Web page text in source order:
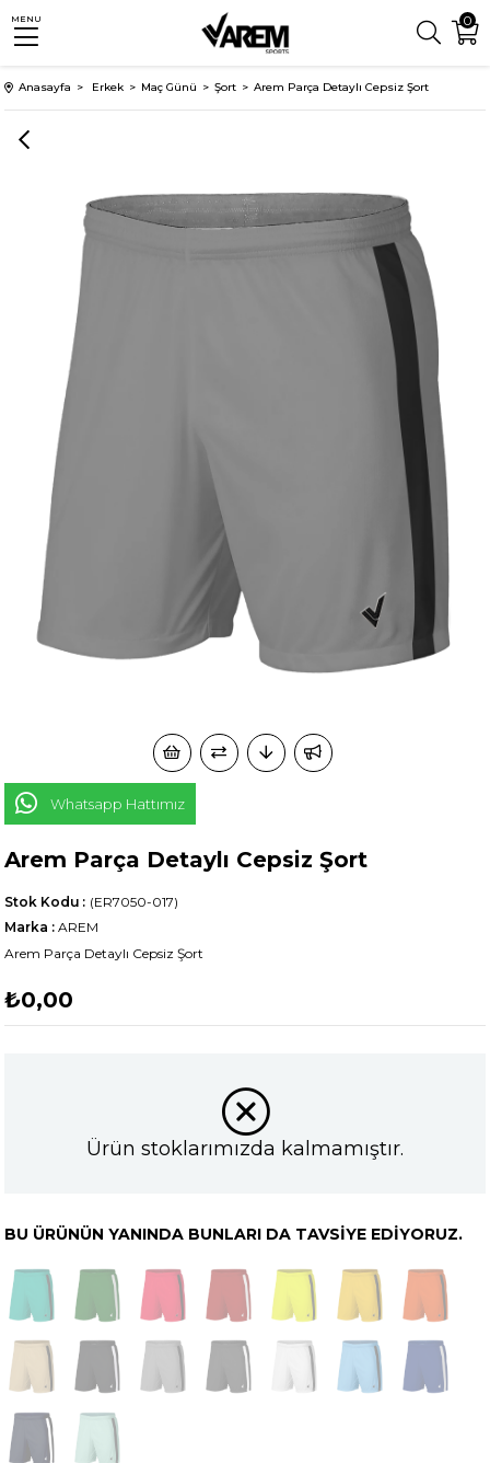
0
MENU
Anasayfa Erkek Maç Günü Şort Arem Parça Detaylı Cepsiz Şort
Whatsapp Hattımız
Arem Parça Detaylı Cepsiz Şort
(ER7050-017)
Stok Kodu
Marka : AREM
Arem Parça Detaylı Cepsiz Şort
₺0,00
Ürün stoklarımızda kalmamıştır.
BU ÜRÜNÜN YANINDA BUNLARI DA TAVSIYE EDIYORUZ.